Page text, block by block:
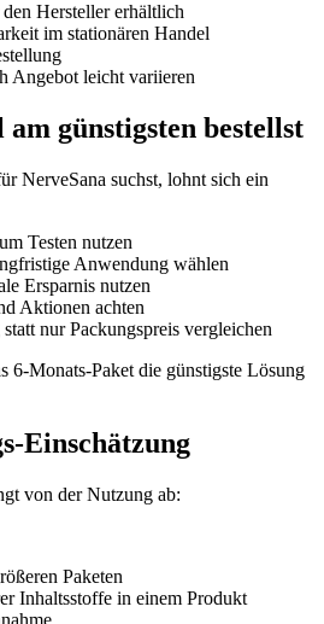
Hersteller erhältlich
im stationären Handel
Angebot leicht variieren
günstigsten bestellst
NerveSana suchst, lohnt sich ein
Testen nutzen
Anwendung wählen
Ersparnis nutzen
Aktionen achten
nur Packungspreis vergleichen
6-Monats-Paket die günstigste Lösung
Einschätzung
von der Nutzung ab:
Paketen
Inhaltsstoffe in einem Produkt